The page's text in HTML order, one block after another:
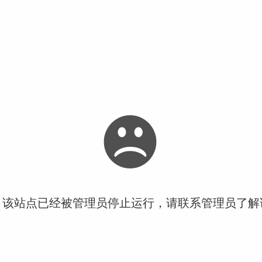
站点已经被管理员停止运行，请联系管理员了